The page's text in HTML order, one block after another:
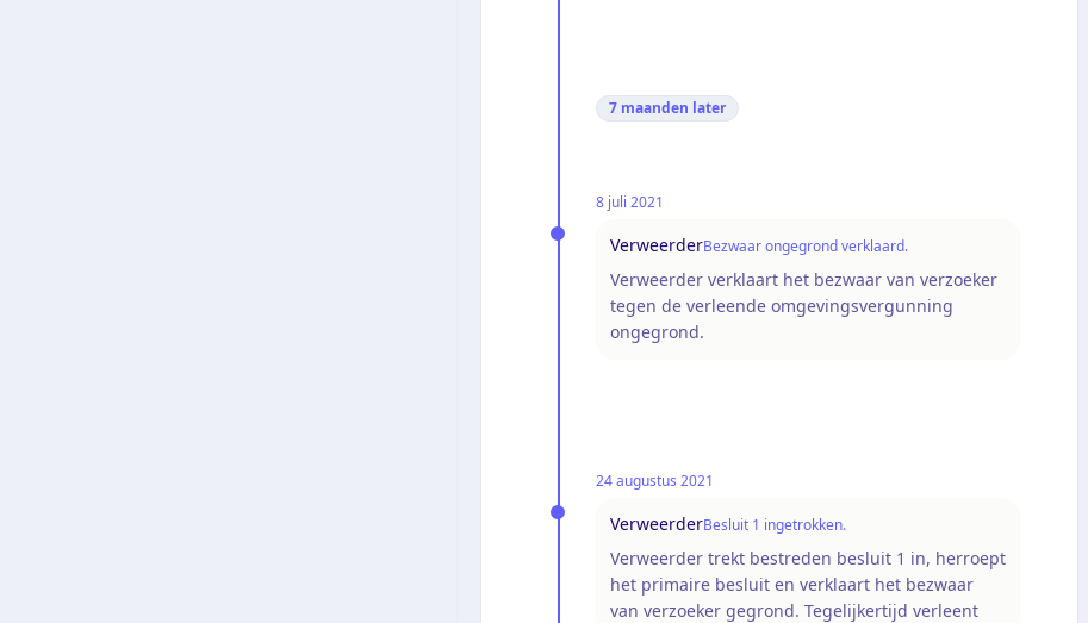
7 maanden later
8 juli 2021
VerweerderBezwaar ongegrond verklaard.
Verweerder verklaart het bezwaar van verzoeker
tegen de verleende omgevingsvergunning
ongegrond.
24 augustus 2021
VerweerderBesluit 1 ingetrokken.
Verweerder trekt bestreden besluit 1 in, herroept
het primaire besluit en verklaart het bezwaar
van verzoeker gegrond. Tegelijkertijd verleent